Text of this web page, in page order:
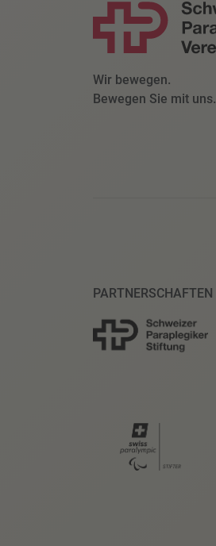
Wir bewegen.
Bewegen Sie mit uns.
PARTNERSCHAFTEN